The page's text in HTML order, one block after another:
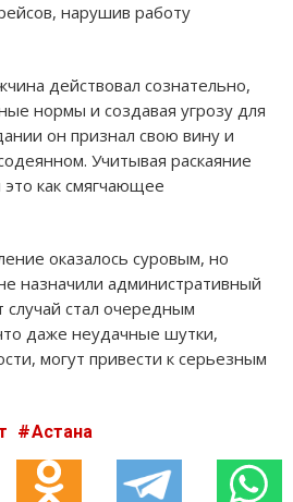
нарушив работу
действовал сознательно,
нормы и создавая угрозу для
он признал свою вину и
Учитывая раскаяние
как смягчающее
оказалось суровым, но
назначили административный
случай стал очередным
даже неудачные шутки,
могут привести к серьезным
Астана